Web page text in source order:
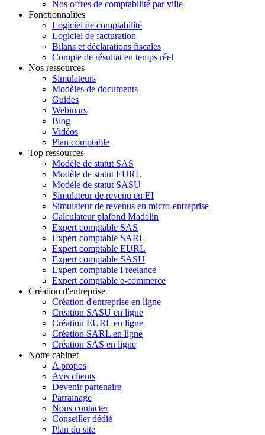
Nos offres de comptabilité par ville
Fonctionnalités
Logiciel de comptabilité
Logiciel de facturation
Bilans et déclarations fiscales
Compte de résultat en temps réel
Nos ressources
Simulateurs
Modèles de documents
Guides
Webinars
Blog
Vidéos
Plan comptable
Top ressources
Modèle de statut SAS
Modèle de statut EURL
Modèle de statut SASU
Simulateur de revenu en EI
Simulateur de revenus en micro-entreprise
Calculateur plafond Madelin
Expert comptable SAS
Expert comptable SARL
Expert comptable EURL
Expert comptable SASU
Expert comptable Freelance
Expert comptable e-commerce
Création d'entreprise
Création d'entreprise en ligne
Création SASU en ligne
Création EURL en ligne
Création SARL en ligne
Création SAS en ligne
Notre cabinet
A propos
Avis clients
Devenir partenaire
Parrainage
Nous contacter
Conseiller dédié
Plan du site